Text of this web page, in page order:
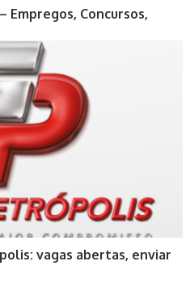
Empregos, Concursos,
vagas abertas, enviar